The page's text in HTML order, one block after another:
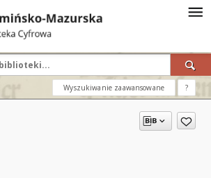
Wyszukiwanie zaawansowane ?